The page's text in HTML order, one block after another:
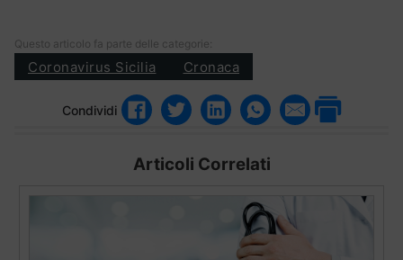
Questo articolo fa parte delle categorie:
Coronavirus Sicilia Cronaca
Condividi
Articoli Correlati